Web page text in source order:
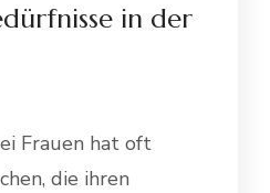
in der
Frauen hat oft
die ihren